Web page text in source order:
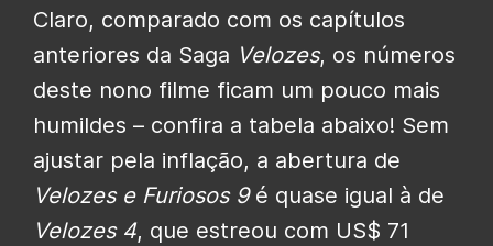
Claro, comparado com os capítulos
anteriores da Saga Velozes, os números
deste nono filme ficam um pouco mais
humildes – confira a tabela abaixo! Sem
ajustar pela inflação, a abertura de
Velozes e Furiosos 9é quase igual à de
Velozes 4, que estreou com US$ 71